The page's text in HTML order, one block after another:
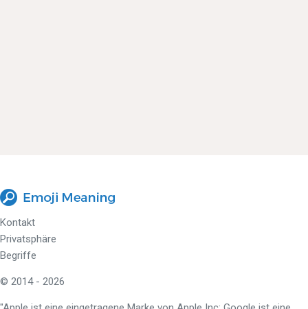
Kontakt
Privatsphäre
Begriffe
© 2014 - 2026